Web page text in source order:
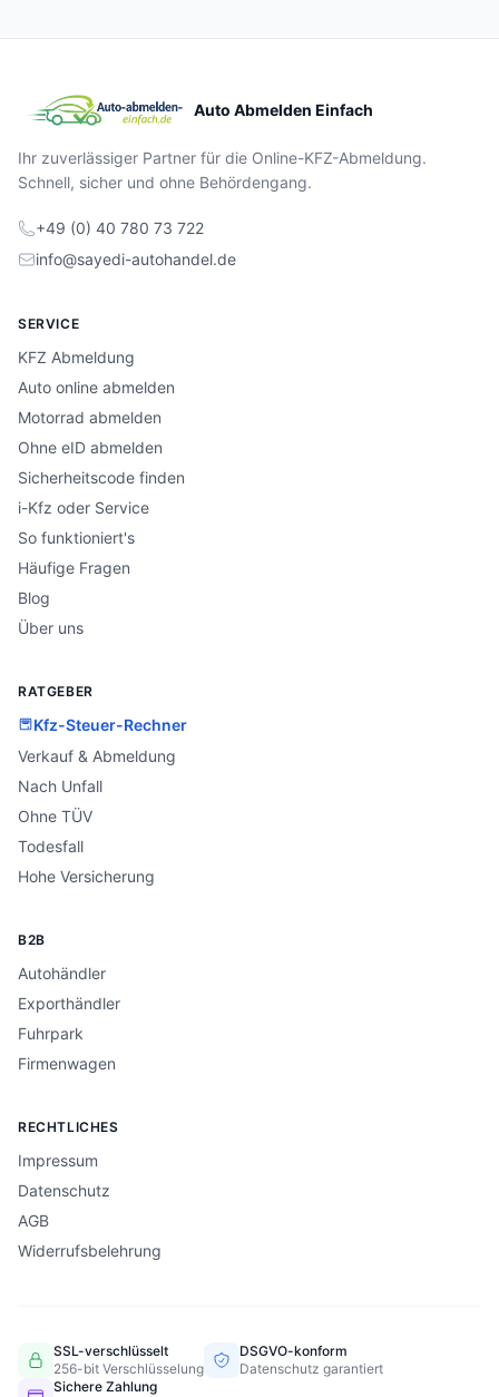
Auto Abmelden Einfach
Ihr zuverlässiger Partner für die Online-KFZ-Abmeldung.
Schnell, sicher und ohne Behördengang.
+49 (0) 40 780 73 722
info@sayedi-autohandel.de
SERVICE
KFZ Abmeldung
Auto online abmelden
Motorrad abmelden
Ohne eID abmelden
Sicherheitscode finden
i-Kfz oder Service
So funktioniert's
Häufige Fragen
Blog
Über uns
RATGEBER
Kfz-Steuer-Rechner
Verkauf & Abmeldung
Nach Unfall
Ohne TÜV
Todesfall
Hohe Versicherung
B2B
Autohändler
Exporthändler
Fuhrpark
Firmenwagen
RECHTLICHES
Impressum
Datenschutz
AGB
Widerrufsbelehrung
SSL-verschlüsselt
256-bit Verschlüsselung
DSGVO-konform
Datenschutz garantiert
Sichere Zahlung